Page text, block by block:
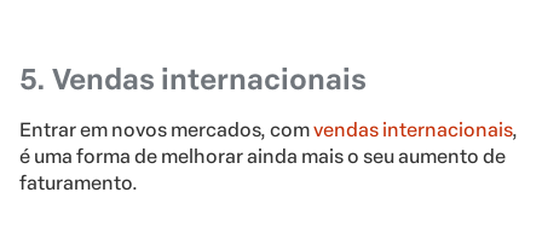
5. Vendas internacionais
Entrar em novos mercados, comvendas internacionais,
é uma forma de melhorar ainda mais o seu aumento de
faturamento.